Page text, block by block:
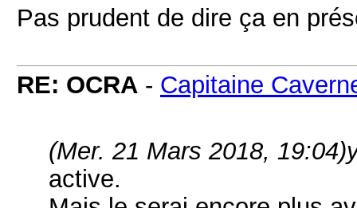
Pas prudent de dire ça en
RE: OCRA - Capitaine
(Mer. 21 Mars 2018, 19:04)
active.